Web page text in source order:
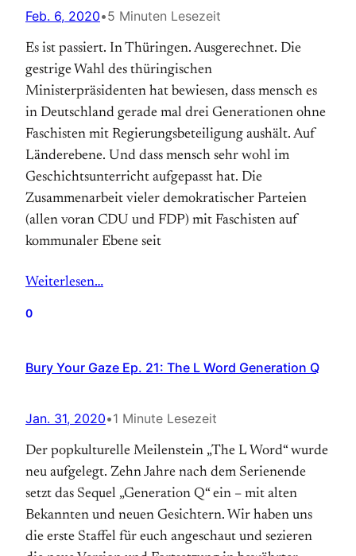
Feb. 6, 2020•5 Minuten Lesezeit
Es ist passiert. In Thüringen. Ausgerechnet. Die
gestrige Wahl des thüringischen
Ministerpräsidenten hat bewiesen, dass mensch es
in Deutschland gerade mal drei Generationen ohne
Faschisten mit Regierungsbeteiligung aushält. Auf
Länderebene. Und dass mensch sehr wohl im
Geschichtsunterricht aufgepasst hat. Die
Zusammenarbeit vieler demokratischer Parteien
(allen voran CDU und FDP) mit Faschisten auf
kommunaler Ebene seit
Weiterlesen…
0
Bury Your Gaze Ep. 21: The L Word Generation Q
Jan. 31, 2020•1 Minute Lesezeit
Der popkulturelle Meilenstein „The L Word“ wurde
neu aufgelegt. Zehn Jahre nach dem Serienende
setzt das Sequel „Generation Q“ ein – mit alten
Bekannten und neuen Gesichtern. Wir haben uns
die erste Staffel für euch angeschaut und sezieren